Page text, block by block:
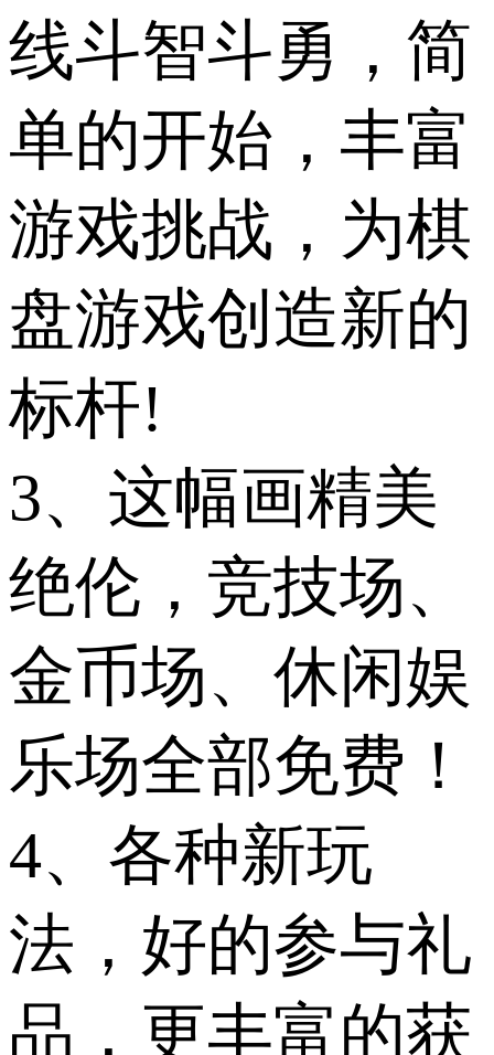
线斗智斗勇，简
单的开始，丰富
游戏挑战，为棋
盘游戏创造新的
标杆!
3、这幅画精美
绝伦，竞技场、
金币场、休闲娱
乐场全部免费！
4、各种新玩
法，好的参与礼
品，更丰富的获